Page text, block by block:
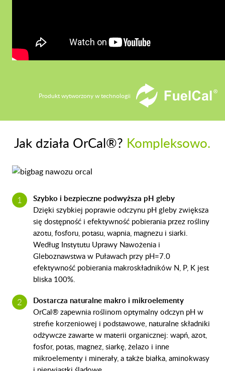
Produkt wytworzony w technologii
Jak działa OrCal®? Kompleksowo.
Szybko i bezpieczne podwyższa pH gleby
Dzięki szybkiej poprawie odczynu pH gleby zwiększa
się dostępność i efektywność pobierania przez rośliny
azotu, fosforu, potasu, wapnia, magnezu i siarki.
Według Instytutu Uprawy Nawożenia i
Gleboznawstwa w Puławach przy pH=7.0
efektywność pobierania makroskładników N, P, K jest
bliska 100%.
Dostarcza naturalne makro i mikroelementy
OrCal® zapewnia roślinom optymalny odczyn pH w
strefie korzeniowej i podstawowe, naturalne składniki
odżywcze zawarte w materii organicznej: wapń, azot,
fosfor, potas, magnez, siarkę, żelazo i inne
mikroelementy i minerały, a także białka, aminokwasy